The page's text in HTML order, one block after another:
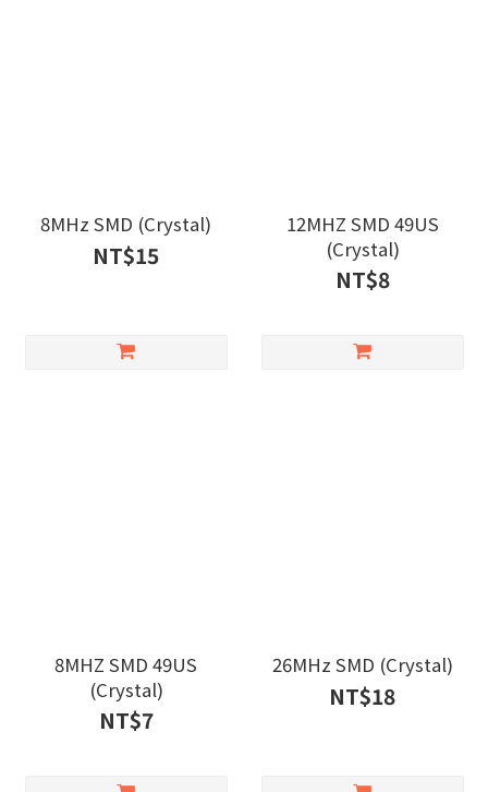
8MHz SMD (Crystal)
NT$15
12MHZ SMD 49US
(Crystal)
NT$8
8MHZ SMD 49US
(Crystal)
NT$7
26MHz SMD (Crystal)
NT$18